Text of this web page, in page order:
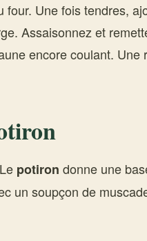
Une fois tendres,
Assaisonnez et
encore coulant. Une
potiron donne une
un soupçon de